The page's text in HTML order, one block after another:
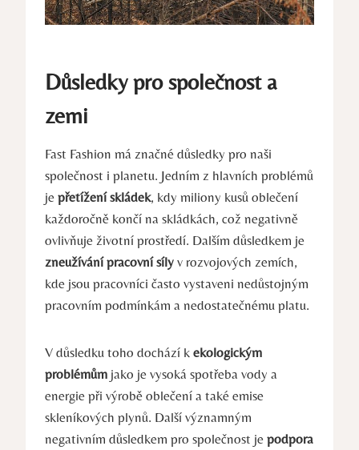
Důsledky pro společnost a
zemi
Fast Fashion má značné důsledky pro naši
společnost i planetu. Jedním z hlavních problémů
je přetížení skládek, kdy miliony kusů oblečení
každoročně končí na skládkách, což negativně
ovlivňuje životní prostředí. Dalším důsledkem je
zneužívání pracovní síly v rozvojových zemích,
kde jsou pracovníci často vystaveni nedůstojným
pracovním podmínkám a nedostatečnému platu.
V důsledku toho dochází k ekologickým
problémům jako je vysoká spotřeba vody a
energie při výrobě oblečení a také emise
skleníkových plynů. Další významným
negativním důsledkem pro společnost je podpora